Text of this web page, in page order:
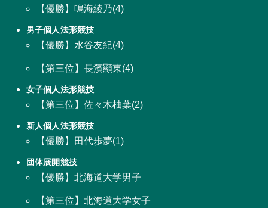
【優勝】鳴海綾乃(4)
男子個人法形競技
【優勝】水谷友紀(4)
【第三位】長濱顯東(4)
女子個人法形競技
【第三位】佐々木柚葉(2)
新人個人法形競技
【優勝】田代歩夢(1)
団体展開競技
【優勝】北海道大学男子
【第三位】北海道大学女子